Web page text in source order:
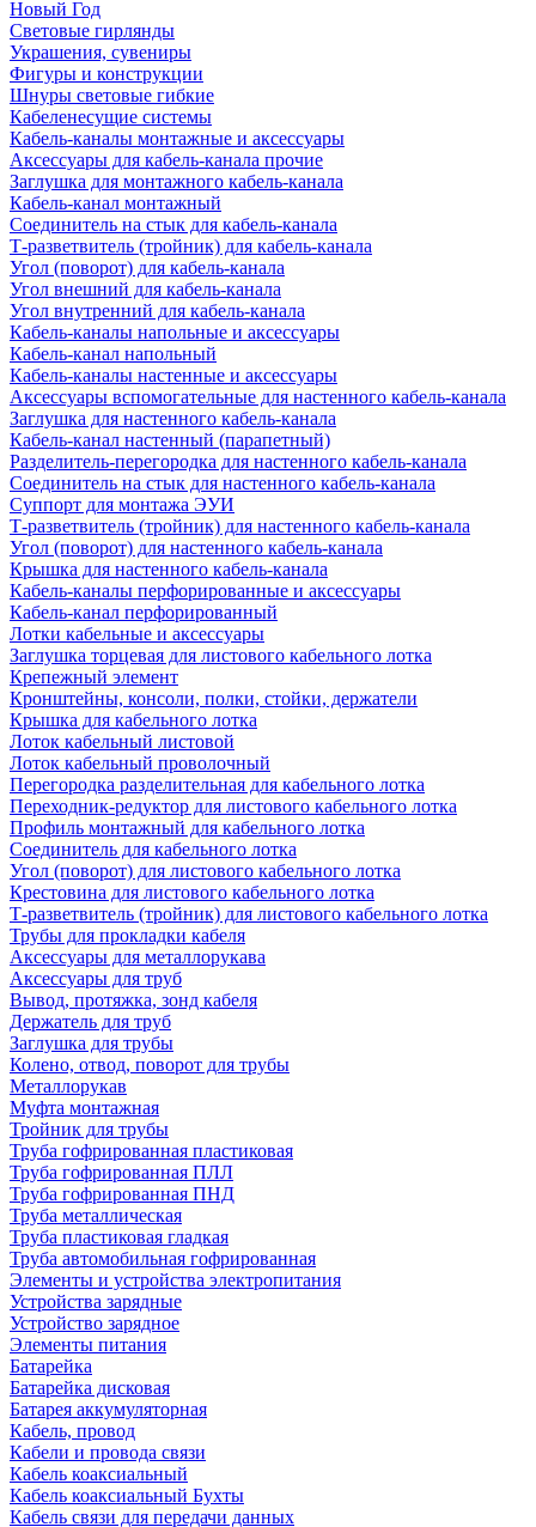
Новый Год
Световые гирлянды
Украшения, сувениры
Фигуры и конструкции
Шнуры световые гибкие
Кабеленесущие системы
Кабель-каналы монтажные и аксессуары
Аксессуары для кабель-канала прочие
Заглушка для монтажного кабель-канала
Кабель-канал монтажный
Соединитель на стык для кабель-канала
Т-разветвитель (тройник) для кабель-канала
Угол (поворот) для кабель-канала
Угол внешний для кабель-канала
Угол внутренний для кабель-канала
Кабель-каналы напольные и аксессуары
Кабель-канал напольный
Кабель-каналы настенные и аксессуары
Аксессуары вспомогательные для настенного кабель-канала
Заглушка для настенного кабель-канала
Кабель-канал настенный (парапетный)
Разделитель-перегородка для настенного кабель-канала
Соединитель на стык для настенного кабель-канала
Суппорт для монтажа ЭУИ
Т-разветвитель (тройник) для настенного кабель-канала
Угол (поворот) для настенного кабель-канала
Крышка для настенного кабель-канала
Кабель-каналы перфорированные и аксессуары
Кабель-канал перфорированный
Лотки кабельные и аксессуары
Заглушка торцевая для листового кабельного лотка
Крепежный элемент
Кронштейны, консоли, полки, стойки, держатели
Крышка для кабельного лотка
Лоток кабельный листовой
Лоток кабельный проволочный
Перегородка разделительная для кабельного лотка
Переходник-редуктор для листового кабельного лотка
Профиль монтажный для кабельного лотка
Соединитель для кабельного лотка
Угол (поворот) для листового кабельного лотка
Крестовина для листового кабельного лотка
Т-разветвитель (тройник) для листового кабельного лотка
Трубы для прокладки кабеля
Аксессуары для металлорукава
Аксессуары для труб
Вывод, протяжка, зонд кабеля
Держатель для труб
Заглушка для трубы
Колено, отвод, поворот для трубы
Металлорукав
Муфта монтажная
Тройник для трубы
Труба гофрированная пластиковая
Труба гофрированная ПЛЛ
Труба гофрированная ПНД
Труба металлическая
Труба пластиковая гладкая
Труба автомобильная гофрированная
Элементы и устройства электропитания
Устройства зарядные
Устройство зарядное
Элементы питания
Батарейка
Батарейка дисковая
Батарея аккумуляторная
Кабель, провод
Кабели и провода связи
Кабель коаксиальный
Кабель коаксиальный Бухты
Кабель связи для передачи данных